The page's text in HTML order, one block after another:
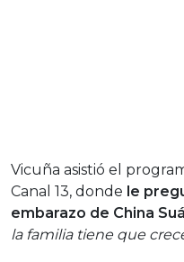
Vicuña asistió el
Canal 13, donde le
embarazo de China
la familia tiene que